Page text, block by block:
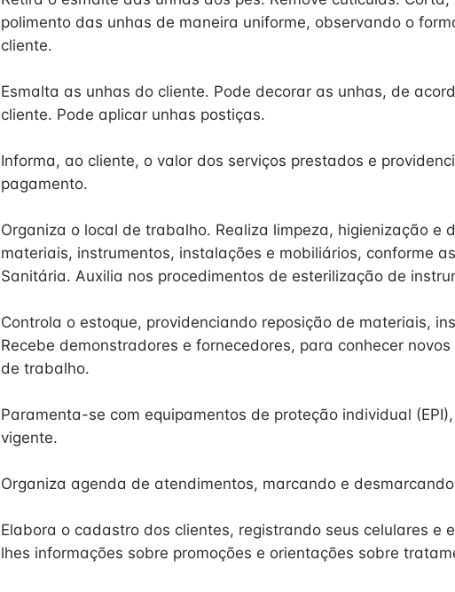
polimento das unhas de maneira uniforme, observando o
cliente.
Esmalta as unhas do cliente. Pode decorar as unhas, de
cliente. Pode aplicar unhas postiças.
Informa, ao cliente, o valor dos serviços prestados e
pagamento.
Organiza o local de trabalho. Realiza limpeza, higienização e
materiais, instrumentos, instalações e mobiliários, conforme
Sanitária. Auxilia nos procedimentos de esterilização de
Controla o estoque, providenciando reposição de materiais,
Recebe demonstradores e fornecedores, para conhecer
de trabalho.
Paramenta-se com equipamentos de proteção individual
vigente.
Organiza agenda de atendimentos, marcando e
Elabora o cadastro dos clientes, registrando seus celulares e
lhes informações sobre promoções e orientações sobre